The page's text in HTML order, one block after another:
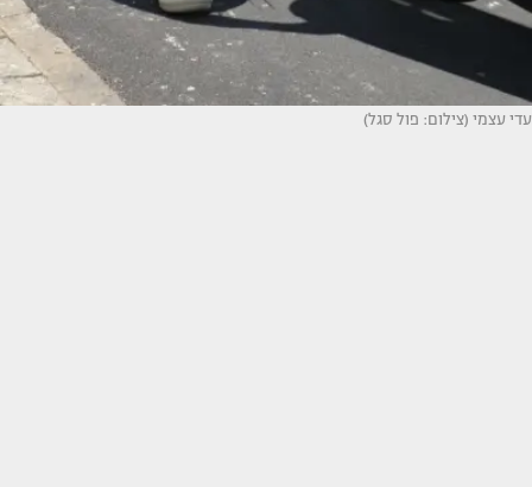
עדי עצמי (צילום: פול סגל)